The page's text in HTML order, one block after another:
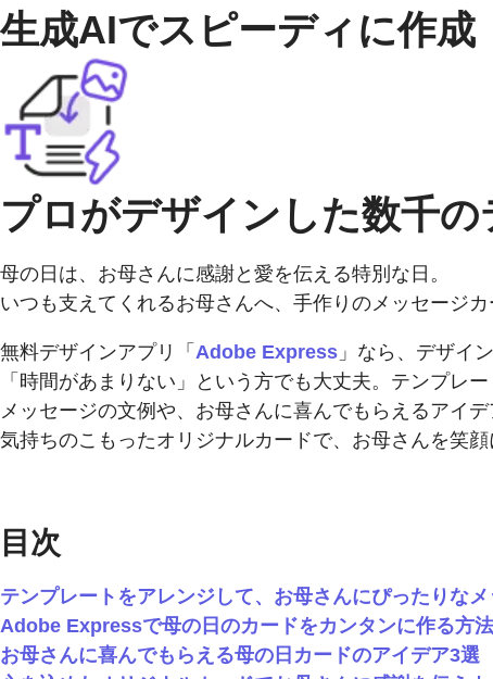
生成AIでスピーディに作成
プロがデザインした数千の
母の日は、お母さんに感謝と愛を伝える特別な日。
いつも支えてくれるお母さんへ、手作りのメッセージ
無料デザインアプリ「 Adobe Express 」なら、デザイ
「時間があまりない」という方でも大丈夫。テンプレ
メッセージの文例や、お母さんに喜んでもらえるアイ
気持ちのこもったオリジナルカードで、お母さんを笑顔
目次
テンプレートをアレンジして、お母さんにぴったりな
Adobe Expressで母の日のカードをカンタンに作る方法
お母さんに喜んでもらえる母の日カードのアイデア3選